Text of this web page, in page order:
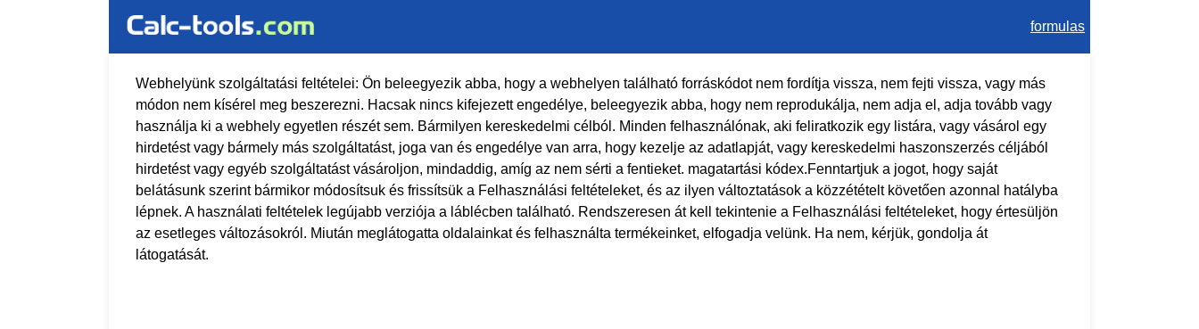
formulas
Webhelyünk szolgáltatási feltételei: Ön beleegyezik abba, hogy a webhelyen található forráskódot nem fordítja vissza, nem fejti vissza, vagy más
módon nem kísérel meg beszerezni. Hacsak nincs kifejezett engedélye, beleegyezik abba, hogy nem reprodukálja, nem adja el, adja tovább vagy
használja ki a webhely egyetlen részét sem. Bármilyen kereskedelmi célból. Minden felhasználónak, aki feliratkozik egy listára, vagy vásárol egy
hirdetést vagy bármely más szolgáltatást, joga van és engedélye van arra, hogy kezelje az adatlapját, vagy kereskedelmi haszonszerzés céljából
hirdetést vagy egyéb szolgáltatást vásároljon, mindaddig, amíg az nem sérti a fentieket. magatartási kódex.Fenntartjuk a jogot, hogy saját
belátásunk szerint bármikor módosítsuk és frissítsük a Felhasználási feltételeket, és az ilyen változtatások a közzétételt követően azonnal hatályba
lépnek. A használati feltételek legújabb verziója a láblécben található. Rendszeresen át kell tekintenie a Felhasználási feltételeket, hogy értesüljön
az esetleges változásokról. Miután meglátogatta oldalainkat és felhasználta termékeinket, elfogadja velünk. Ha nem, kérjük, gondolja át
látogatását.